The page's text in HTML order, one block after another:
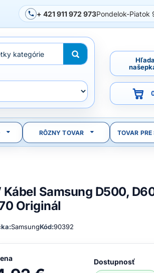
+ 421 911 972 973Pondelok-Piatok
RÔZNY TOVAR TOVAR PRE
Kábel Samsung D500,
Originál
SamsungKód:90392
Dostupnosť